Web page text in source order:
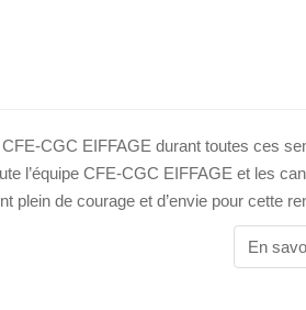
CGC EIFFAGE durant toutes ces
l’équipe CFE-CGC EIFFAGE et les
plein de courage et d’envie pour cette
En